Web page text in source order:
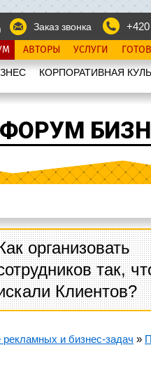
Заказ звонка
АВТОРЫ УСЛУГИ
КОРПОРАТИВНАЯ
ФОРУМ
организовать
так,
Клиентов?
и бизнес-задач »